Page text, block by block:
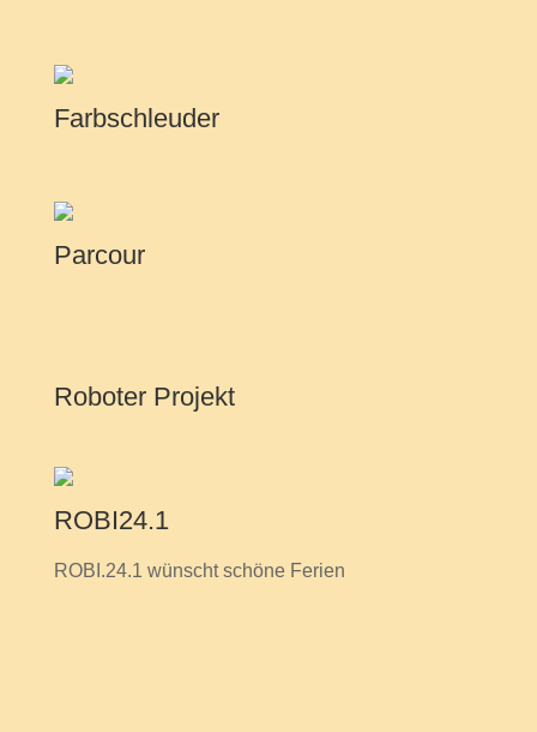
Farbschleuder
Parcour
Roboter Projekt
ROBI24.1
ROBI.24.1 wünscht schöne Ferien